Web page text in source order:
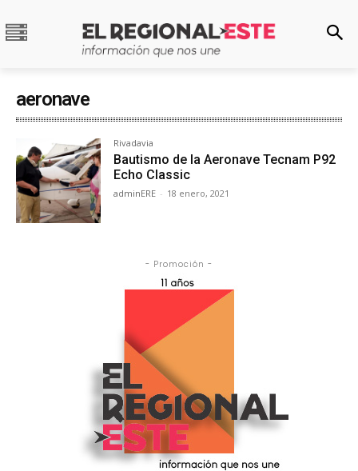
aeronave
Rivadavia
Bautismo de la Aeronave Tecnam P92
Echo Classic
adminERE - 18 enero, 2021
- Promoción -